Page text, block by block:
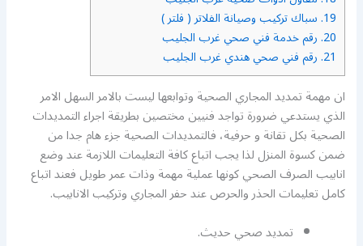
19. سباك تركيب وصيانة الفلاتر ( فلتر )
20. رقم خدمة فني صحي غرب الجليب
21. رقم فني صحي هندي غرب الجليب
ان مهمة تمديد المجاري الصحية وتوابعها ليست بالامر السهل الامر
الذي يستدعي ضرورة تواجد فنيين مختصين بطريقة اجراء التمديدات
الصحية بكل تقانة و حرفية، فالتمديدات الصحية جزء هام جدا من
ضمن كسوة المنزل لذا يجب اتباع كافة التعليمات اللازمة عند وضع
انابيب الصرف الصحي كونها عملية مهمة وذات عمر طويل فعند اتباع
كامل تعليمات الحذر والحرص عند حفر المجاري وتركيب الانابيب.
تمديد صحي حديث.